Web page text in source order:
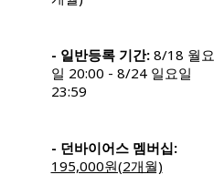
- 일반등록 기간:8/18 월요
일 20:00 - 8/24 일요일
23:59
- 던바이어스 멤버십:
195,000원(2개월)